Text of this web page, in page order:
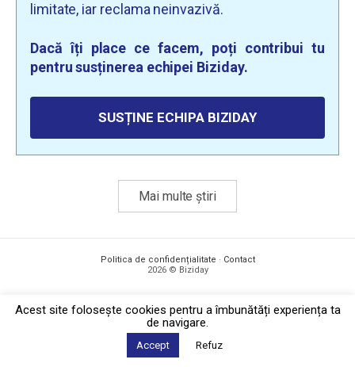
limitate, iar reclama neinvazivă.
Dacă îți place ce facem, poți contribui tu
pentru susținerea echipei Biziday.
SUSȚINE ECHIPA BIZIDAY
Mai multe știri
Politica de confidențialitate · Contact
2026 © Biziday
Acest site foloseşte cookies pentru a îmbunătăți experiența ta
de navigare.
Accept Refuz